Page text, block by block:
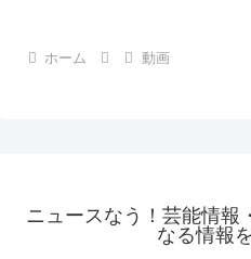
ホーム 動画
ニュースなう！芸能情報
なる情報